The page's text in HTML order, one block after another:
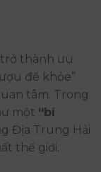
trở thành ưu
để khỏe”
tâm. Trong
một “bí
Địa Trung Hải
thế giới.